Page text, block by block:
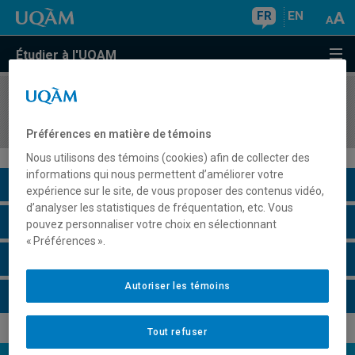
FR EN
Étudier à l'UQAM
COURS//
Description du cours
Horaire - Été 2026
Préférences en matière de témoins
Nous utilisons des témoins (cookies) afin de collecter des
informations qui nous permettent d’améliorer votre
expérience sur le site, de vous proposer des contenus vidéo,
d’analyser les statistiques de fréquentation, etc. Vous
pouvez personnaliser votre choix en sélectionnant
« Préférences ».
Tout refuser
Autoriser les témoins